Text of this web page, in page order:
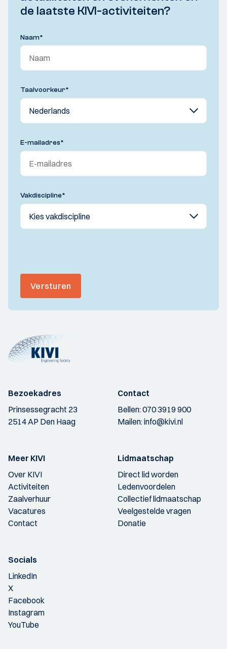
de laatste KIVI-activiteiten?
Naam*
Taalvoorkeur*
E-mailadres*
Vakdiscipline*
Versturen
Bezoekadres
Prinsessegracht 23
2514 AP Den Haag
Contact
Bellen:070 3919 900
Mailen:info@kivi.nl
Meer KIVI
Over KIVI
Activiteiten
Zaalverhuur
Vacatures
Contact
Lidmaatschap
Direct lid worden
Ledenvoordelen
Collectief lidmaatschap
Veelgestelde vragen
Donatie
Socials
LinkedIn
X
Facebook
Instagram
YouTube